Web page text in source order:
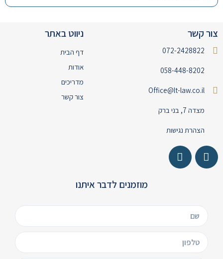
צור קשר
072-2428822
058-448-8202
Office@lt-law.co.il
מצדה 7, בני ברק
הצהרת נגישות
ניווט באתר
דף הבית
אודות
מדריכים
צור קשר
מוזמנים לדבר איתנו